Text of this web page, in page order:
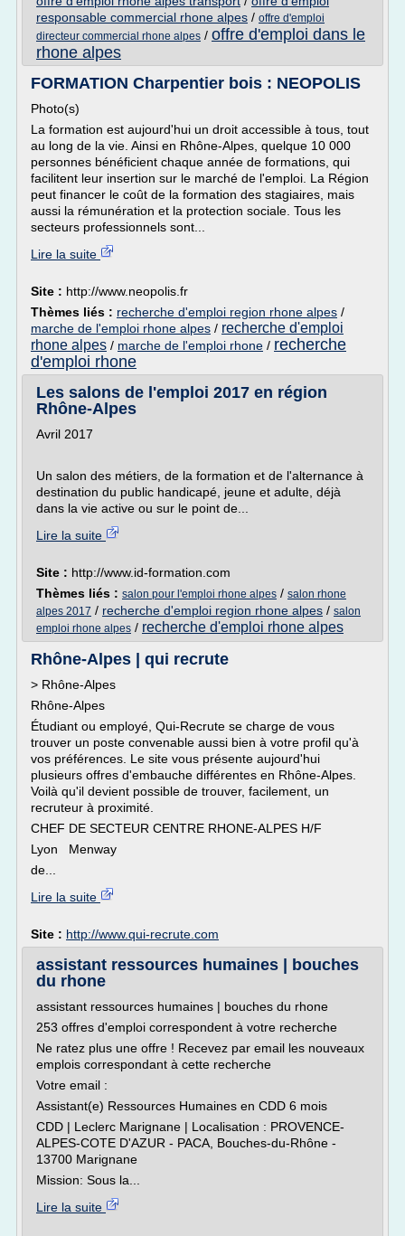
responsable commercial rhone alpes / offre d'emploi
directeur commercial rhone alpes / offre d'emploi dans le
rhone alpes
FORMATION Charpentier bois : NEOPOLIS
Photo(s)
La formation est aujourd'hui un droit accessible à tous, tout
au long de la vie. Ainsi en Rhône-Alpes, quelque 10 000
personnes bénéficient chaque année de formations, qui
facilitent leur insertion sur le marché de l'emploi. La Région
peut financer le coût de la formation des stagiaires, mais
aussi la rémunération et la protection sociale. Tous les
secteurs professionnels sont...
Lire la suite
Site : http://www.neopolis.fr
Thèmes liés : recherche d'emploi region rhone alpes /
marche de l'emploi rhone alpes / recherche d'emploi
rhone alpes / marche de l'emploi rhone / recherche
d'emploi rhone
Les salons de l'emploi 2017 en région
Rhône-Alpes
Avril 2017
Un salon des métiers, de la formation et de l'alternance à
destination du public handicapé, jeune et adulte, déjà
dans la vie active ou sur le point de...
Lire la suite
Site : http://www.id-formation.com
Thèmes liés : salon pour l'emploi rhone alpes / salon rhone
alpes 2017 / recherche d'emploi region rhone alpes / salon
emploi rhone alpes / recherche d'emploi rhone alpes
Rhône-Alpes | qui recrute
> Rhône-Alpes
Rhône-Alpes
Étudiant ou employé, Qui-Recrute se charge de vous
trouver un poste convenable aussi bien à votre profil qu'à
vos préférences. Le site vous présente aujourd'hui
plusieurs offres d'embauche différentes en Rhône-Alpes.
Voilà qu'il devient possible de trouver, facilement, un
recruteur à proximité.
CHEF DE SECTEUR CENTRE RHONE-ALPES H/F
Lyon Menway
de...
Lire la suite
Site : http://www.qui-recrute.com
assistant ressources humaines | bouches
du rhone
assistant ressources humaines | bouches du rhone
253 offres d'emploi correspondent à votre recherche
Ne ratez plus une offre ! Recevez par email les nouveaux
emplois correspondant à cette recherche
Votre email :
Assistant(e) Ressources Humaines en CDD 6 mois
CDD | Leclerc Marignane | Localisation : PROVENCE-
ALPES-COTE D'AZUR - PACA, Bouches-du-Rhône -
13700 Marignane
Mission: Sous la...
Lire la suite